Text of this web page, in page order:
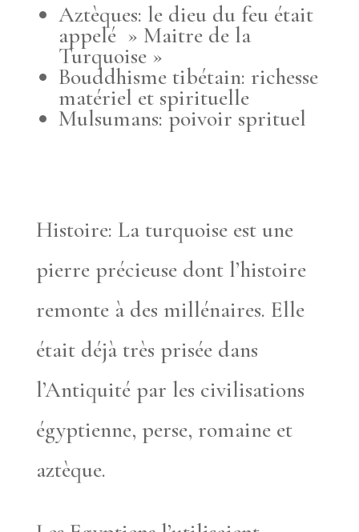
Aztèques: le dieu du feu était
appelé » Maitre de la
Turquoise »
Bouddhisme tibétain: richesse
matériel et spirituelle
Mulsumans: poivoir sprituel
Histoire: La turquoise est une
pierre précieuse dont l’histoire
remonte à des millénaires. Elle
était déjà très prisée dans
l’Antiquité par les civilisations
égyptienne, perse, romaine et
aztèque.